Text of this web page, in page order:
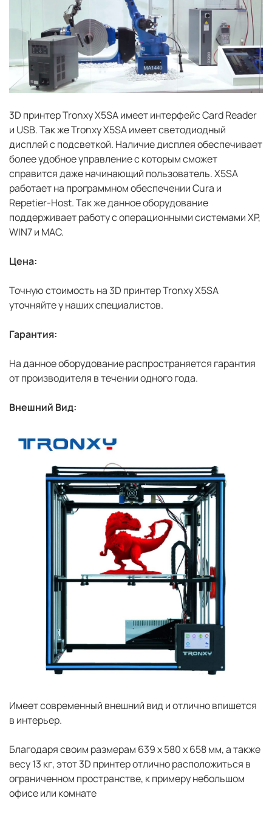
3D принтер Tronxy X5SA имеет интерфейс Card Reader
и USB. Так же Tronxy X5SA имеет светодиодный
дисплей с подсветкой. Наличие дисплея обеспечивает
более удобное управление с которым сможет
справится даже начинающий пользователь. X5SA
работает на программном обеспечении Cura и
Repetier-Host. Так же данное оборудование
поддерживает работу с операционными системами XP,
WIN7 и MAC.
Цена:
Точную стоимость на 3D принтер Tronxy X5SA
уточняйте у наших специалистов.
Гарантия:
На данное оборудование распространяется гарантия
от производителя в течении одного года.
Внешний Вид:
Имеет современный внешний вид и отлично впишется
в интерьер.
Благодаря своим размерам 639 x 580 x 658 мм, а также
весу 13 кг, этот 3D принтер отлично расположиться в
ограниченном пространстве, к примеру небольшом
офисе или комнате